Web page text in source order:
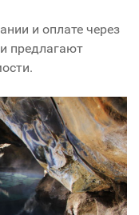
и оплате через
предлагают